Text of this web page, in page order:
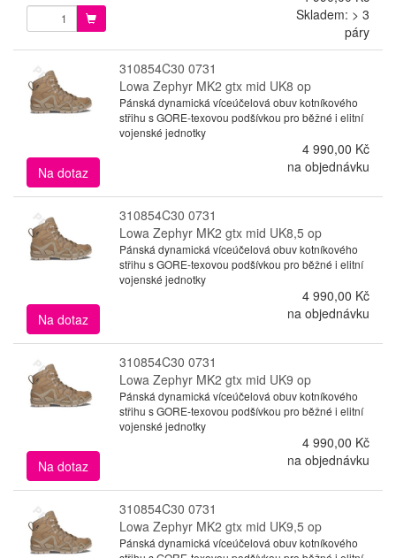
Skladem: > 3
páry
310854C30 0731
Lowa Zephyr MK2 gtx mid UK8 op
Pánská dynamická víceúčelová obuv kotníkového
střihu s GORE-texovou podšívkou pro běžné i elitní
vojenské jednotky
4 990,00 Kč
Na dotaz
na objednávku
310854C30 0731
Lowa Zephyr MK2 gtx mid UK8,5 op
Pánská dynamická víceúčelová obuv kotníkového
střihu s GORE-texovou podšívkou pro běžné i elitní
vojenské jednotky
4 990,00 Kč
Na dotaz
na objednávku
310854C30 0731
Lowa Zephyr MK2 gtx mid UK9 op
Pánská dynamická víceúčelová obuv kotníkového
střihu s GORE-texovou podšívkou pro běžné i elitní
vojenské jednotky
4 990,00 Kč
Na dotaz
na objednávku
310854C30 0731
Lowa Zephyr MK2 gtx mid UK9,5 op
Pánská dynamická víceúčelová obuv kotníkového